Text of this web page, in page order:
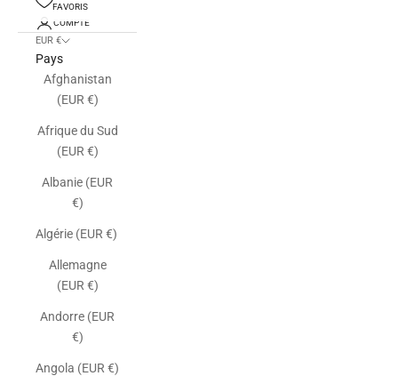
FAVORIS
COMPTE
EUR €
Pays
Afghanistan
(EUR €)
Afrique du Sud
(EUR €)
Albanie (EUR
€)
Algérie (EUR €)
Allemagne
(EUR €)
Andorre (EUR
€)
Angola (EUR €)